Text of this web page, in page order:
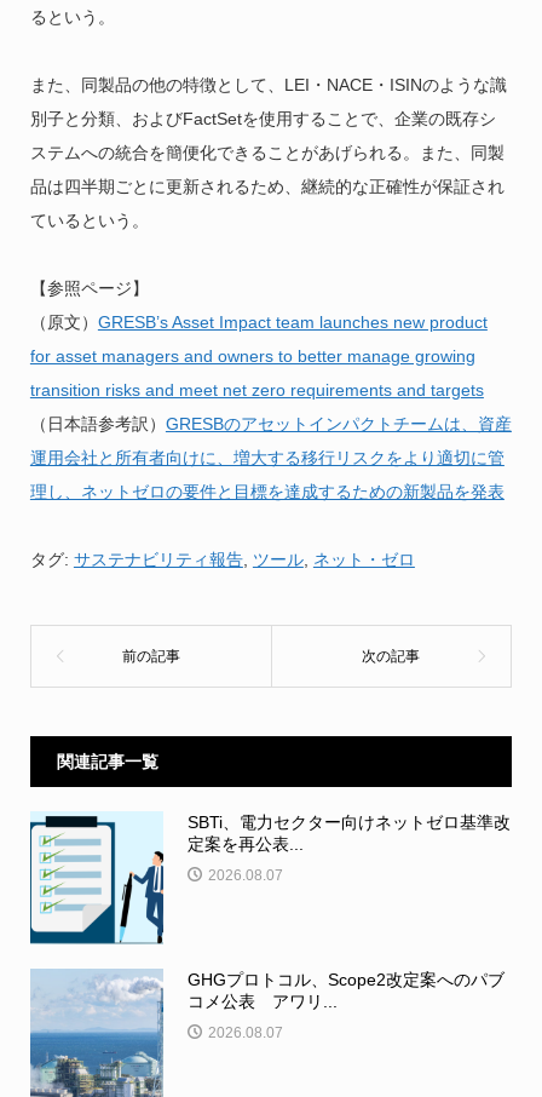
るという。
また、同製品の他の特徴として、LEI・NACE・ISINのような識
別子と分類、およびFactSetを使用することで、企業の既存シ
ステムへの統合を簡便化できることがあげられる。また、同製
品は四半期ごとに更新されるため、継続的な正確性が保証され
ているという。
【参照ページ】
（原文） GRESB’s Asset Impact team launches new product
for asset managers and owners to better manage growing
transition risks and meet net zero requirements and targets
（日本語参考訳） GRESBのアセットインパクトチームは、資産
運用会社と所有者向けに、増大する移行リスクをより適切に管
理し、ネットゼロの要件と目標を達成するための新製品を発表
タグ: サステナビリティ報告, ツール, ネット・ゼロ
関連記事一覧
SBTi、電力セクター向けネットゼロ基準改
定案を再公表...
2026.08.07
GHGプロトコル、Scope2改定案へのパブ
コメ公表 アワリ...
2026.08.07